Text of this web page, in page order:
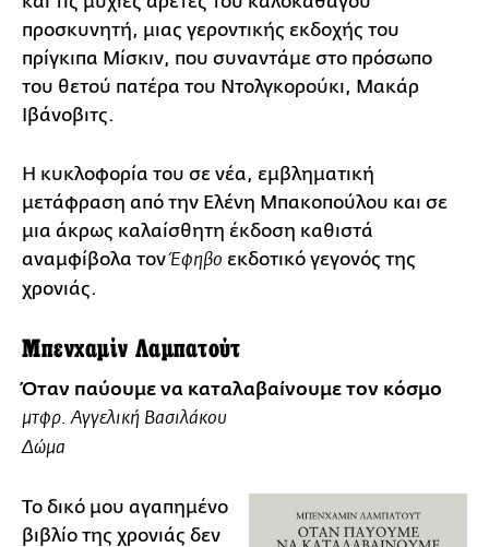
προσκυνητή, μιας γεροντικής εκδοχής του
πρίγκιπα Μίσκιν, που συναντάμε στο πρόσωπο
του θετού πατέρα του Ντολγκορούκι, Μακάρ
Ιβάνοβιτς.
Η κυκλοφορία του σε νέα, εμβληματική
μετάφραση από την Ελένη Μπακοπούλου και σε
μια άκρως καλαίσθητη έκδοση καθιστά
αναμφίβολα τονΈφηβο εκδοτικό γεγονός της
χρονιάς.
Μπενχαμίν Λαμπατούτ
Όταν παύουμε να καταλαβαίνουμε τον κόσμο
μτφρ. Αγγελική Βασιλάκου
Δώμα
Το δικό μου αγαπημένο
βιβλίο της χρονιάς δεν